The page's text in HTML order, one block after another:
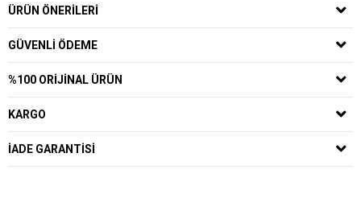
ÜRÜN ÖNERILERI
GÜVENLI ÖDEME
%100 ORIJINAL ÜRÜN
KARGO
İADE GARANTISI